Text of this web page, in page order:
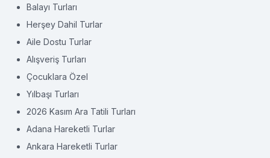
Balayı Turları
Herşey Dahil Turlar
Aile Dostu Turlar
Alışveriş Turları
Çocuklara Özel
Yılbaşı Turları
2026 Kasım Ara Tatili Turları
Adana Hareketli Turlar
Ankara Hareketli Turlar